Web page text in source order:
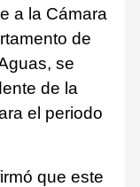
a la Cámara
de
se
de la
el periodo
que este